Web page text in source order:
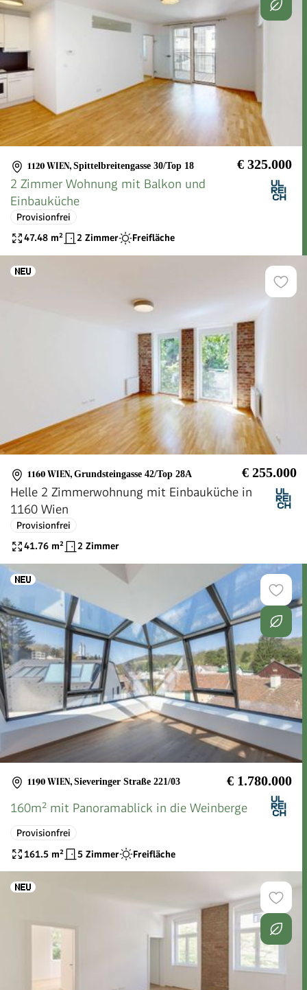
1120 WIEN, Spittelbreitengasse 30/Top 18 € 325.000
2 Zimmer Wohnung mit Balkon und
Einbauküche
Provisionfrei
47.48 m² 2 Zimmer Freifläche
1160 WIEN, Grundsteingasse 42/Top 28A € 255.000
Helle 2 Zimmerwohnung mit Einbauküche in
1160 Wien
Provisionfrei
41.76 m² 2 Zimmer
1190 WIEN, Sieveringer Straße 221/03 € 1.780.000
160m² mit Panoramablick in die Weinberge
Provisionfrei
161.5 m² 5 Zimmer Freifläche